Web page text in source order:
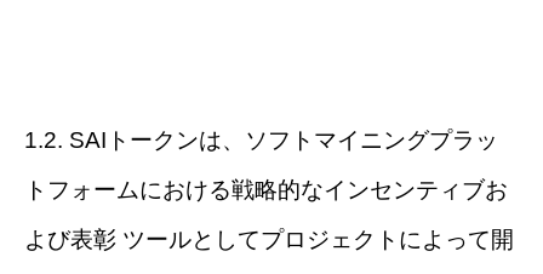
1.2. SAIトークンは、ソフトマイニングプラッ
トフォームにおける戦略的なインセンティブお
よび表彰 ツールとしてプロジェクトによって開